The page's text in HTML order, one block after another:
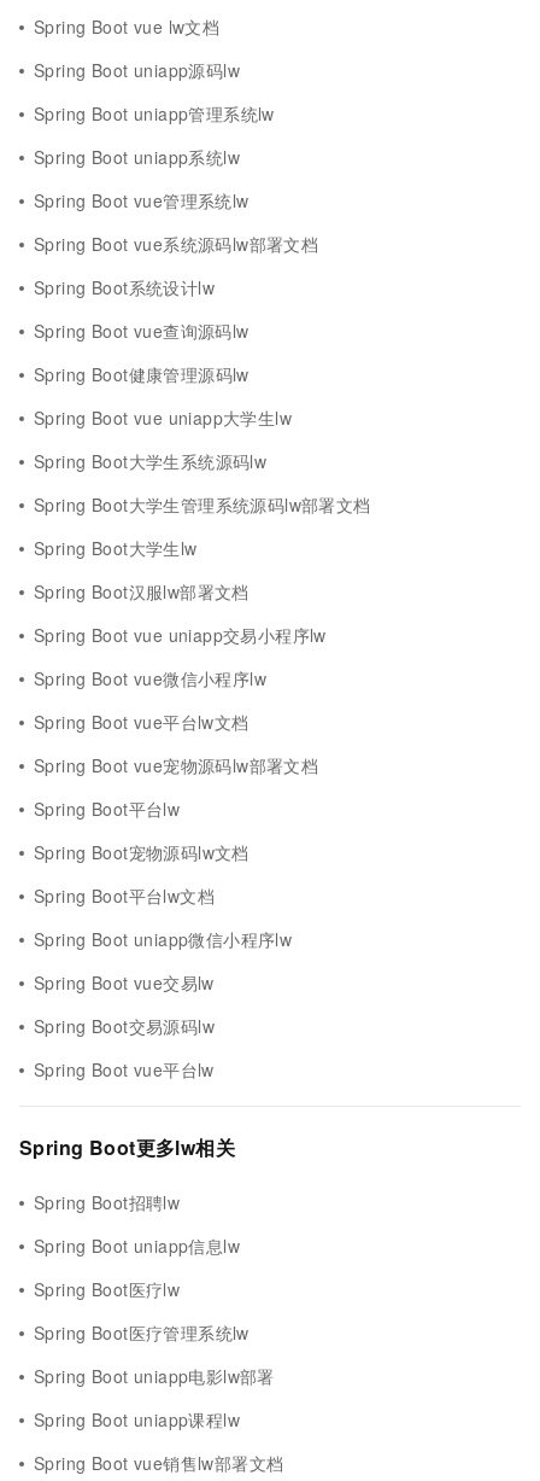
Spring Boot vue lw文档
Spring Boot uniapp源码lw
Spring Boot uniapp管理系统lw
Spring Boot uniapp系统lw
Spring Boot vue管理系统lw
Spring Boot vue系统源码lw部署文档
Spring Boot系统设计lw
Spring Boot vue查询源码lw
Spring Boot健康管理源码lw
Spring Boot vue uniapp大学生lw
Spring Boot大学生系统源码lw
Spring Boot大学生管理系统源码lw部署文档
Spring Boot大学生lw
Spring Boot汉服lw部署文档
Spring Boot vue uniapp交易小程序lw
Spring Boot vue微信小程序lw
Spring Boot vue平台lw文档
Spring Boot vue宠物源码lw部署文档
Spring Boot平台lw
Spring Boot宠物源码lw文档
Spring Boot平台lw文档
Spring Boot uniapp微信小程序lw
Spring Boot vue交易lw
Spring Boot交易源码lw
Spring Boot vue平台lw
Spring Boot更多lw相关
Spring Boot招聘lw
Spring Boot uniapp信息lw
Spring Boot医疗lw
Spring Boot医疗管理系统lw
Spring Boot uniapp电影lw部署
Spring Boot uniapp课程lw
Spring Boot vue销售lw部署文档